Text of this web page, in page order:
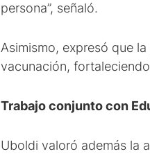
persona”, señaló.
Asimismo, expresó que
vacunación,
Trabajo conjunto con
Uboldi valoró además la